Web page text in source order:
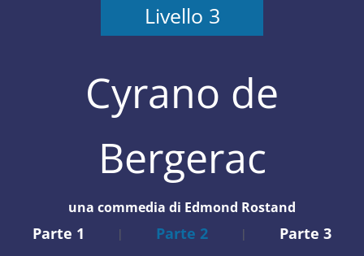
Livello 3
Cyrano de
Bergerac
una commedia di Edmond Rostand
Parte 1 | Parte 2 | Parte 3